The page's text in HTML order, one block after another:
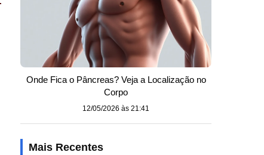
Onde Fica o Pâncreas? Veja a Localização no
Corpo
12/05/2026 às 21:41
Mais Recentes